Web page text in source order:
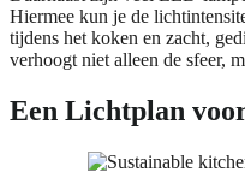
Hiermee kun je de
tijdens het koken en zacht,
verhoogt niet alleen de sfeer,
Een Lichtplan